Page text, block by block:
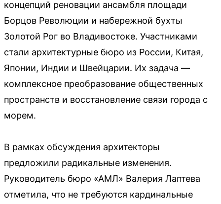
концепций реновации ансамбля площади
Борцов Революции и набережной бухты
Золотой Рог во Владивостоке. Участниками
стали архитектурные бюро из России, Китая,
Японии, Индии и Швейцарии. Их задача —
комплексное преобразование общественных
пространств и восстановление связи города с
морем.
В рамках обсуждения архитекторы
предложили радикальные изменения.
Руководитель бюро «АМЛ» Валерия Лаптева
отметила, что не требуются кардинальные